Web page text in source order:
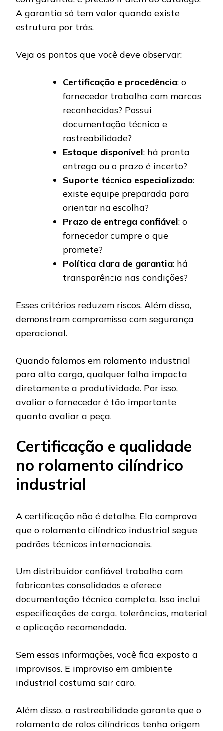
A garantia só tem valor quando existe
estrutura por trás.
Veja os pontos que você deve observar:
Certificação e procedência: o
fornecedor trabalha com marcas
reconhecidas? Possui
documentação técnica e
rastreabilidade?
Estoque disponível: há pronta
entrega ou o prazo é incerto?
Suporte técnico especializado:
existe equipe preparada para
orientar na escolha?
Prazo de entrega confiável: o
fornecedor cumpre o que
promete?
Política clara de garantia: há
transparência nas condições?
Esses critérios reduzem riscos. Além disso,
demonstram compromisso com segurança
operacional.
Quando falamos em rolamento industrial
para alta carga, qualquer falha impacta
diretamente a produtividade. Por isso,
avaliar o fornecedor é tão importante
quanto avaliar a peça.
Certificação e qualidade
no rolamento cilíndrico
industrial
A certificação não é detalhe. Ela comprova
que o rolamento cilíndrico industrial segue
padrões técnicos internacionais.
Um distribuidor confiável trabalha com
fabricantes consolidados e oferece
documentação técnica completa. Isso inclui
especificações de carga, tolerâncias, material
e aplicação recomendada.
Sem essas informações, você fica exposto a
improvisos. E improviso em ambiente
industrial costuma sair caro.
Além disso, a rastreabilidade garante que o
rolamento de rolos cilíndricos tenha origem